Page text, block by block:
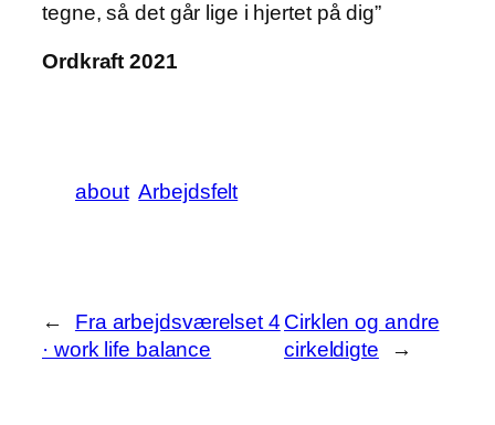
tegne, så det går lige i hjertet på dig”
Ordkraft 2021
about Arbejdsfelt
←
Fra arbejdsværelset 4
· work life balance
Cirklen og andre
cirkeldigte
→